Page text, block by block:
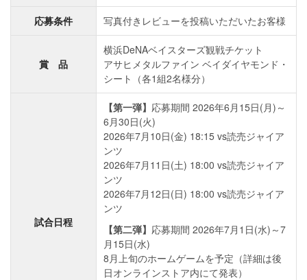
応募条件 写真付きレビューを投稿いただいたお客様
賞 品
横浜DeNAベイスターズ観戦チケット
アサヒメタルファイン ベイダイヤモンド・
シート（各1組2名様分）
試合日程
【第一弾】 応募期間 2026年6月15日(月)～
6月30日(火)
2026年7月10日(金) 18:15 vs読売ジャイア
ンツ
2026年7月11日(土) 18:00 vs読売ジャイア
ンツ
2026年7月12日(日) 18:00 vs読売ジャイア
ンツ
【第二弾】 応募期間 2026年7月1日(水)～7
月15日(水)
8月上旬のホームゲームを予定（詳細は後
日オンラインストア内にて発表）